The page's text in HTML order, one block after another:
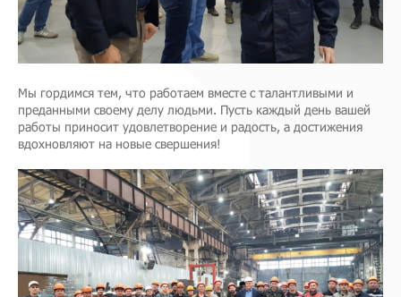
Мы гордимся тем, что работаем вместе с талантливыми и
преданными своему делу людьми. Пусть каждый день вашей
работы приносит удовлетворение и радость, а достижения
вдохновляют на новые свершения!